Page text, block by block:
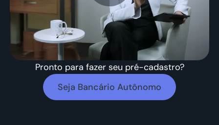
Pronto para fazer seu pré-cadastro?
Seja Bancário Autônomo